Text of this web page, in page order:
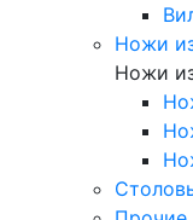
Ножи
Ножи